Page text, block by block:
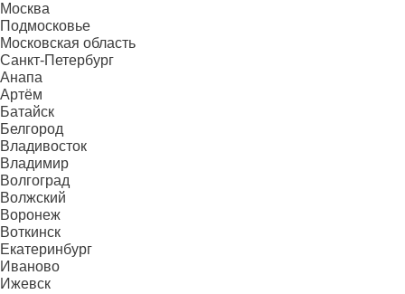
Москва
Подмосковье
Московская область
Санкт-Петербург
Анапа
Артём
Батайск
Белгород
Владивосток
Владимир
Волгоград
Волжский
Воронеж
Воткинск
Екатеринбург
Иваново
Ижевск